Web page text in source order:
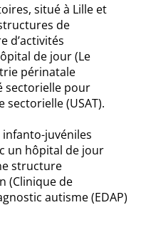
situé à Lille et
de
d’activités
de jour (Le
périnatale
sectorielle pour
(USAT).
juvéniles
un hôpital de jour
structure
(Clinique de
autisme (EDAP)